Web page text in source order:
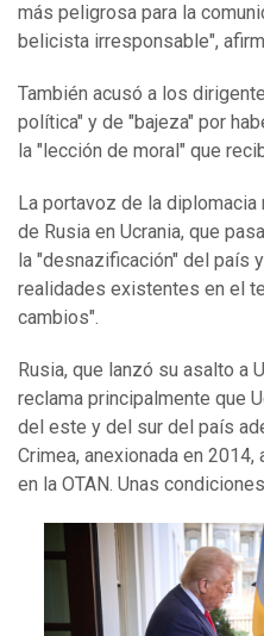
más peligrosa para la
belicista irresponsable",
También acusó a los
política" y de "bajeza" por
la "lección de moral" que
La portavoz de la
de Rusia en Ucrania, que
la "desnazificación" del país
realidades existentes en el
cambios".
Rusia, que lanzó su asalto a
reclama principalmente que
del este y del sur del país
Crimea, anexionada en
en la OTAN. Unas